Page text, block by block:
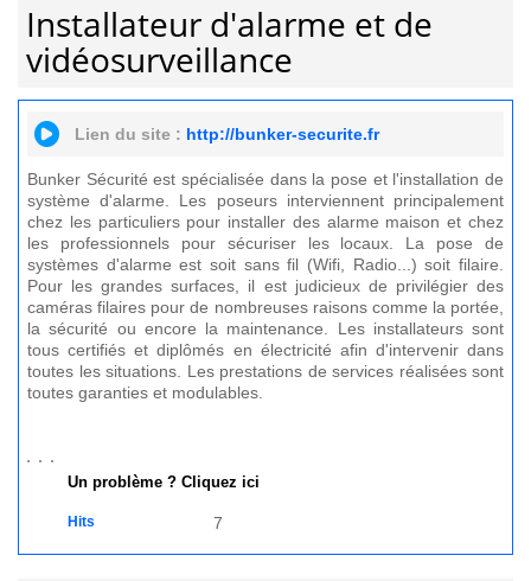
Installateur d'alarme et de
vidéosurveillance
Lien du site : http://bunker-securite.fr
Bunker Sécurité est spécialisée dans la pose et l'installation de
système d'alarme. Les poseurs interviennent principalement
chez les particuliers pour installer des alarme maison et chez
les professionnels pour sécuriser les locaux. La pose de
systèmes d'alarme est soit sans fil (Wifi, Radio...) soit filaire.
Pour les grandes surfaces, il est judicieux de privilégier des
caméras filaires pour de nombreuses raisons comme la portée,
la sécurité ou encore la maintenance. Les installateurs sont
tous certifiés et diplômés en électricité afin d'intervenir dans
toutes les situations. Les prestations de services réalisées sont
toutes garanties et modulables.
Un problème ? Cliquez ici
Hits 7